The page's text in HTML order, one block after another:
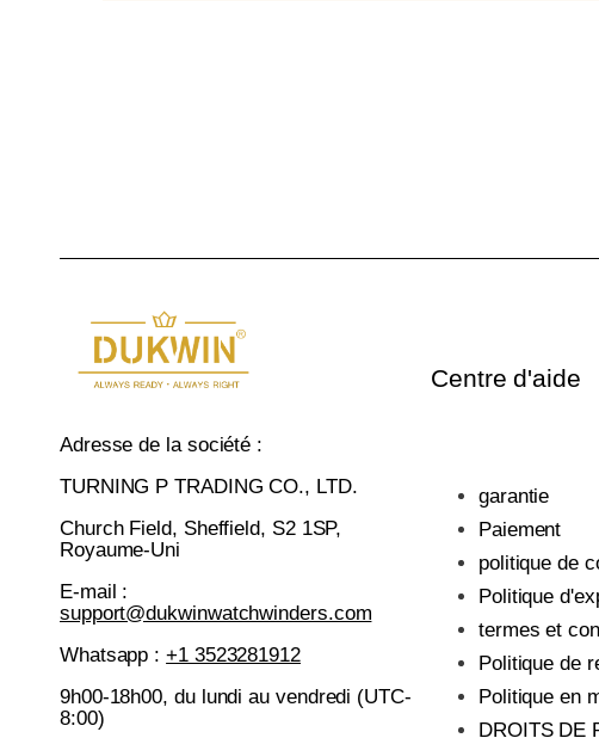
Adresse de la société :
TURNING P TRADING CO., LTD.
Church Field, Sheffield, S2 1SP,
Royaume-Uni
E-mail :
support@dukwinwatchwinders.com
Whatsapp :+1 3523281912
9h00-18h00, du lundi au vendredi (UTC-
8:00)
Centre d'aide
garantie
Paiement
politique de
Politique
termes et
Politique de
Politique en
DROITS DE